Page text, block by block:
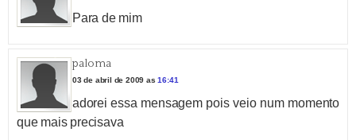
Para de mim
paloma
03 de abril de 2009 as16:41
adorei essa mensagem pois veio num momento
que mais precisava